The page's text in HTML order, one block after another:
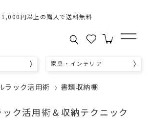
円以上の購入で送料無料
家具・インテリア
ラック活用術 書類収納棚
ック活用術＆収納テクニック